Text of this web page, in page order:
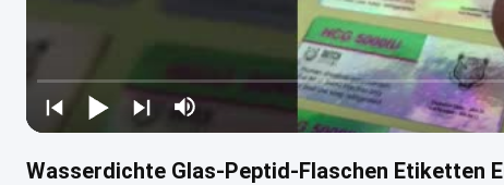
Wasserdichte Glas-Peptid-Flaschen Etiketten